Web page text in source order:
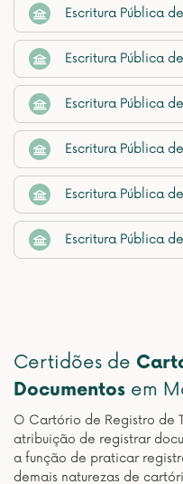
Escritura Pública
Escritura Pública
Escritura Pública
Escritura Pública
Escritura Pública
Escritura Pública
Certidões de
Documentos em
O Cartório de Registro de
atribuição de registrar
a função de praticar
demais naturezas de